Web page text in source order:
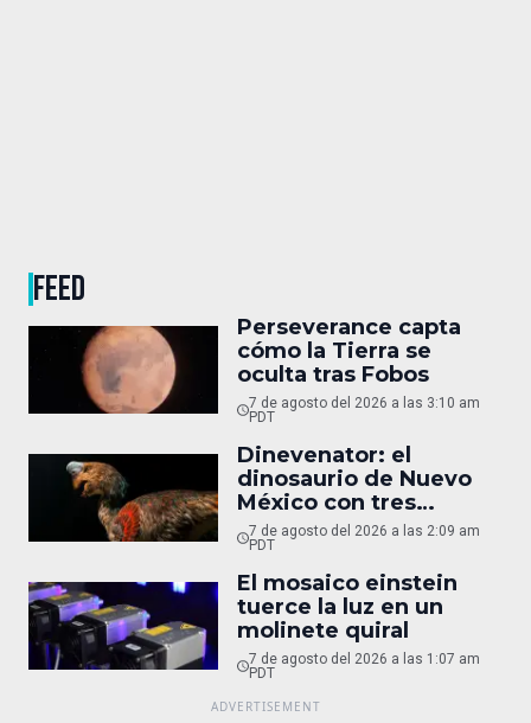
FEED
Perseverance capta
cómo la Tierra se
oculta tras Fobos
7 de agosto del 2026 a las 3:10 am
PDT
Dinevenator: el
dinosaurio de Nuevo
México con tres
nombres
7 de agosto del 2026 a las 2:09 am
PDT
El mosaico einstein
tuerce la luz en un
molinete quiral
7 de agosto del 2026 a las 1:07 am
PDT